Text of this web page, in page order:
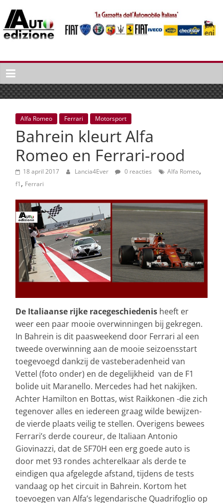
naar
inhoud
Auto
Edizione
La
Gazetta
dell'Automobile
Italiana
Italiaans
autonieuws
lifestyle
Alfa Romeo Ferrari Motorsport
Bahrein kleurt Alfa
Romeo en Ferrari-rood
18 april 2017 Lancia4Ever 0 reacties Alfa Romeo,
f1, Ferrari
De Italiaanse rijke racegeschiedenis heeft er
weer een paar mooie overwinningen bij gekregen.
In Bahrein is dit paasweekend door Ferrari al een
tweede overwinning aan de mooie seizoensstart
toegevoegd dankzij de vasteberadenheid van
Vettel (foto onder) en de degelijkheid van de F1
bolide uit Maranello. Mercedes had het nakijken.
Achter Hamilton en Bottas, wist Raikkonen -die zich
tegenover alles en iedereen graag wilde bewijzen-
de vierde plaats veilig te stellen. Overigens bewees
Ferrari’s derde coureur, de Italiaan Antonio
Giovinazzi, dat de SF70H een erg goede auto is
door met 93 rondes achterelkaar als derde te
eindigen qua afgelegde afstand, tijdens de tests
vandaag op het circuit in Bahrein. Kortom het
toevoegen van Alfa’s legendarische Quadrifoglio op